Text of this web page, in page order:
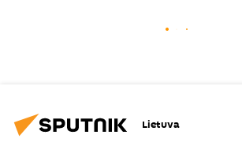
Lietuva